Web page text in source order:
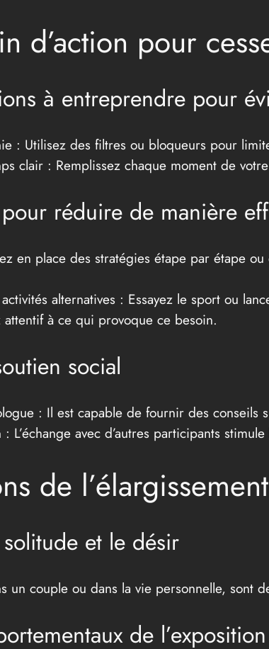
d’action pour
à entreprendre pour
: Utilisez des filtres ou bloqueurs pour
clair : Remplissez chaque moment de
réduire de manière
en place des stratégies étape par étape
alternatives : Essayez le sport ou
à ce qui provoque ce besoin.
social
: Il est capable de fournir des conseils
avec d’autres participants
de
et le désir
un couple ou dans la vie personnelle, sont
de